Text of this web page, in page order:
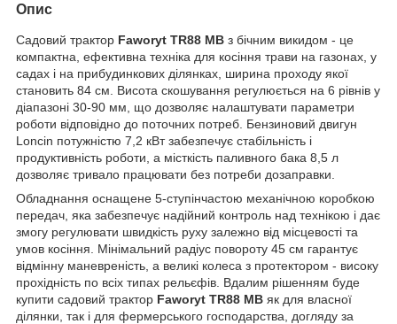
Опис
Садовий трактор Faworyt TR88 MB з бічним викидом - це
компактна, ефективна техніка для косіння трави на газонах, у
садах і на прибудинкових ділянках, ширина проходу якої
становить 84 см. Висота скошування регулюється на 6 рівнів у
діапазоні 30-90 мм, що дозволяє налаштувати параметри
роботи відповідно до поточних потреб. Бензиновий двигун
Loncin потужністю 7,2 кВт забезпечує стабільність і
продуктивність роботи, а місткість паливного бака 8,5 л
дозволяє тривало працювати без потреби дозаправки.
Обладнання оснащене 5-ступінчастою механічною коробкою
передач, яка забезпечує надійний контроль над технікою і дає
змогу регулювати швидкість руху залежно від місцевості та
умов косіння. Мінімальний радіус повороту 45 см гарантує
відмінну маневреність, а великі колеса з протектором - високу
прохідність по всіх типах рельєфів. Вдалим рішенням буде
купити садовий трактор Faworyt TR88 MB як для власної
ділянки, так і для фермерського господарства, догляду за